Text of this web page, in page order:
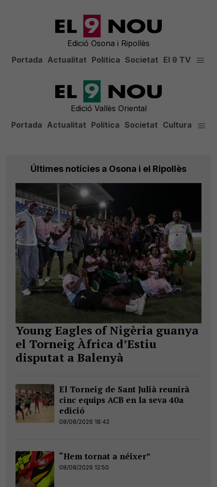
Edició Osona i Ripollès
Portada Actualitat Política Societat El 9 TV
Edició Vallès Oriental
Portada Actualitat Política Societat Cultura
Últimes notícies a Osona i el Ripollès
Young Eagles of Nigèria guanya
el Torneig Àfrica d’Estiu
disputat a Balenyà
El Torneig de Sant Julià reunirà
cinc equips ACB en la seva 40a
edició
08/08/2026 18:42
“Hem tornat a néixer”
08/08/2026 12:50